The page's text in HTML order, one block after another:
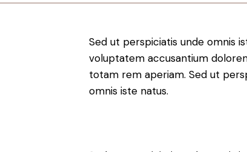
Sed ut perspiciatis unde omnis
voluptatem accusantium
totam rem aperiam. Sed ut
omnis iste natus.